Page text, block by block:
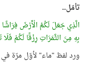
تأمّل..
الَّذِي جَعَلَ لَكُمُ الْأَرْضَ
بِهِ مِنَ الثَّمَرَاتِ رِزْقًا لَكُمْ فَلَا
ورد لفظ "ماء" لأوّل مرّة